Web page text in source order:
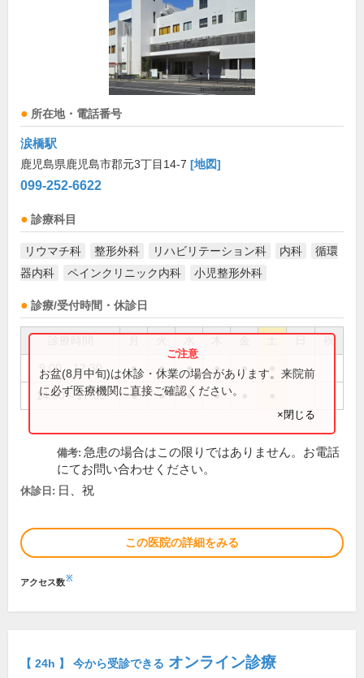
所在地・電話番号
涙橋駅
鹿児島県鹿児島市郡元3丁目14-7 [地図]
099-252-6622
診療科目
リウマチ科 整形外科 リハビリテーション科 内科
循環
器内科
ペインクリニック内科 小児整形外科
診療/受付時間・休診日
祝
9:00～12:30 ● ● ● ● ●
14:00～17:00 ● ● ● ●
お盆(8月中旬)は休診・休業の場合があります。来院前
に必ず医療機関に直接ご確認ください。
×閉じる
備考: 急患の場合はこの限りではありません。お電話
にてお問い合わせください。
休診日: 日、祝
この医院の詳細をみる
アクセス数※
【 24h 】 今から受診できる オンライン診療